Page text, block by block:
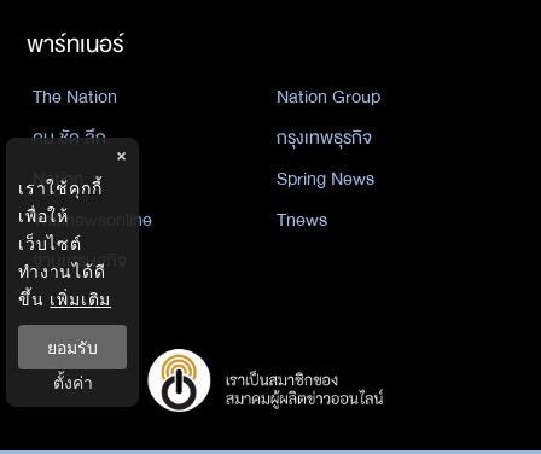
พาร์ทเนอร์
The Nation
Nation Group
คม ชัด ลึก
กรุงเทพธุรกิจ
Nation
Spring News
Thainewsonline
Tnews
ฐานเศรษฐกิจ
×
เราใช้คุกกี้
เพื่อให้
เว็บไซต์
ทำงานได้ดี
ขึ้น เพิ่มเติม
ยอมรับ
ตั้งค่า